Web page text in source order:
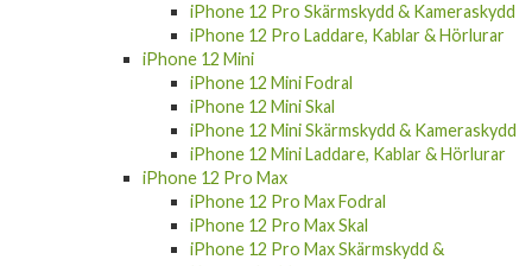
iPhone 12 Pro Skärmskydd & Kameraskydd
iPhone 12 Pro Laddare, Kablar & Hörlurar
iPhone 12 Mini
iPhone 12 Mini Fodral
iPhone 12 Mini Skal
iPhone 12 Mini Skärmskydd & Kameraskydd
iPhone 12 Mini Laddare, Kablar & Hörlurar
iPhone 12 Pro Max
iPhone 12 Pro Max Fodral
iPhone 12 Pro Max Skal
iPhone 12 Pro Max Skärmskydd &